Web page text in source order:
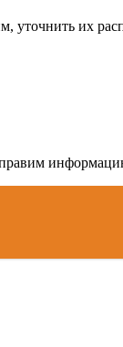
уточнить их